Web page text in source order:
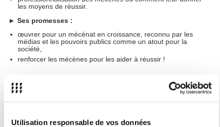
Utilisation responsable de vos données
les moyens de réussir.
►Ses promesses :
œuvrer pour un mécénat en croissance, reconnu par les
médias et les pouvoirs publics comme un atout pour la
société,
renforcer les mécènes pour les aider à réussir !
Le Centre Français des Fonds et Fondations, CFF